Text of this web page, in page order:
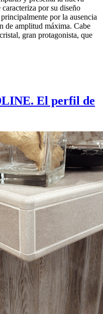
por su diseño
por la ausencia
de amplitud máxima. Cabe
gran protagonista, que
El perfil de